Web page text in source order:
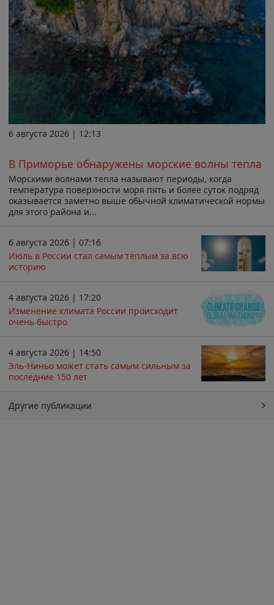
6 августа 2026 | 12:13
В Приморье обнаружены морские волны тепла
Морскими волнами тепла называют периоды, когда
температура поверхности моря пять и более суток подряд
оказывается заметно выше обычной климатической нормы
для этого района и...
6 августа 2026 | 07:16
Июль в России стал самым тёплым за всю
историю
4 августа 2026 | 17:20
Изменение климата России происходит
очень быстро
4 августа 2026 | 14:50
Эль-Ниньо может стать самым сильным за
последние 150 лет
Другие публикации